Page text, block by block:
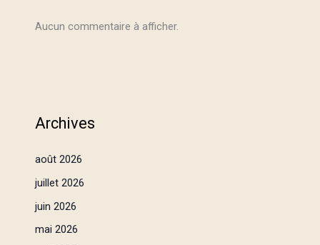
Aucun commentaire à afficher.
Archives
août 2026
juillet 2026
juin 2026
mai 2026